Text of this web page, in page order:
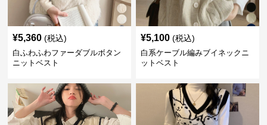
¥5,360 (税込)
白ふわふわファーダブルボタン
ニットベスト
¥5,100 (税込)
白系ケーブル編みブイネックニ
ットベスト